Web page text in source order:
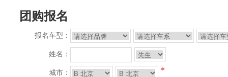
团购报名
报名车型：
姓名：
城市： *